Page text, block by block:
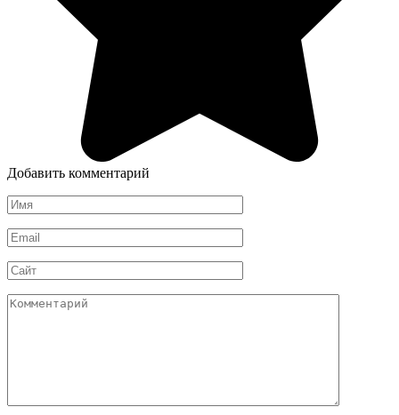
Добавить комментарий
Имя
*
Email
*
Сайт
Комментарий